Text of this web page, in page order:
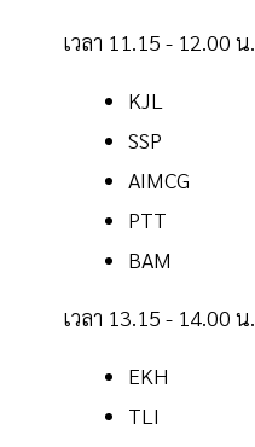
เวลา 11.15 - 12.00 น.
KJL
SSP
AIMCG
PTT
BAM
เวลา 13.15 - 14.00 น.
EKH
TLI